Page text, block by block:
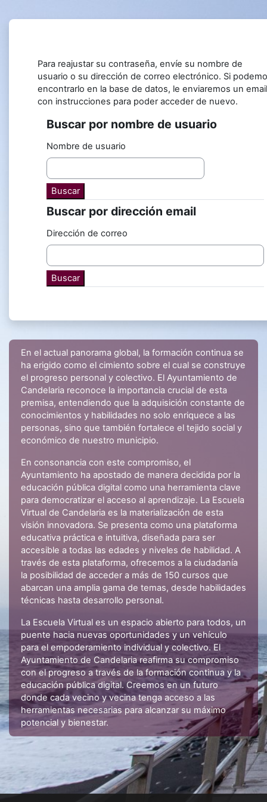
En el actual panorama global, la formación continua se
ha erigido como el cimiento sobre el cual se construye
el progreso personal y colectivo. El Ayuntamiento de
Candelaria reconoce la importancia crucial de esta
premisa, entendiendo que la adquisición constante de
conocimientos y habilidades no solo enriquece a las
personas, sino que también fortalece el tejido social y
económico de nuestro municipio.
En consonancia con este compromiso, el
Ayuntamiento ha apostado de manera decidida por la
educación pública digital como una herramienta clave
para democratizar el acceso al aprendizaje. La Escuela
Virtual de Candelaria es la materialización de esta
visión innovadora. Se presenta como una plataforma
educativa práctica e intuitiva, diseñada para ser
accesible a todas las edades y niveles de habilidad. A
través de esta plataforma, ofrecemos a la ciudadanía
la posibilidad de acceder a más de 150 cursos que
abarcan una amplia gama de temas, desde habilidades
técnicas hasta desarrollo personal.
La Escuela Virtual es un espacio abierto para todos, un
puente hacia nuevas oportunidades y un vehículo
para el empoderamiento individual y colectivo. El
Ayuntamiento de Candelaria reafirma su compromiso
con el progreso a través de la formación continua y la
educación pública digital. Creemos en un futuro
donde cada vecino y vecina tenga acceso a las
herramientas necesarias para alcanzar su máximo
potencial y bienestar.
Para reajustar su contraseña, envíe su nombre de
usuario o su dirección de correo electrónico. Si
encontrarlo en la base de datos, le enviaremos un email
con instrucciones para poder acceder de nuevo.
Buscar por nombre de usuario
Buscar por nombre de usuario
Nombre de usuario
Buscar por dirección email
Buscar por dirección email
Dirección de correo